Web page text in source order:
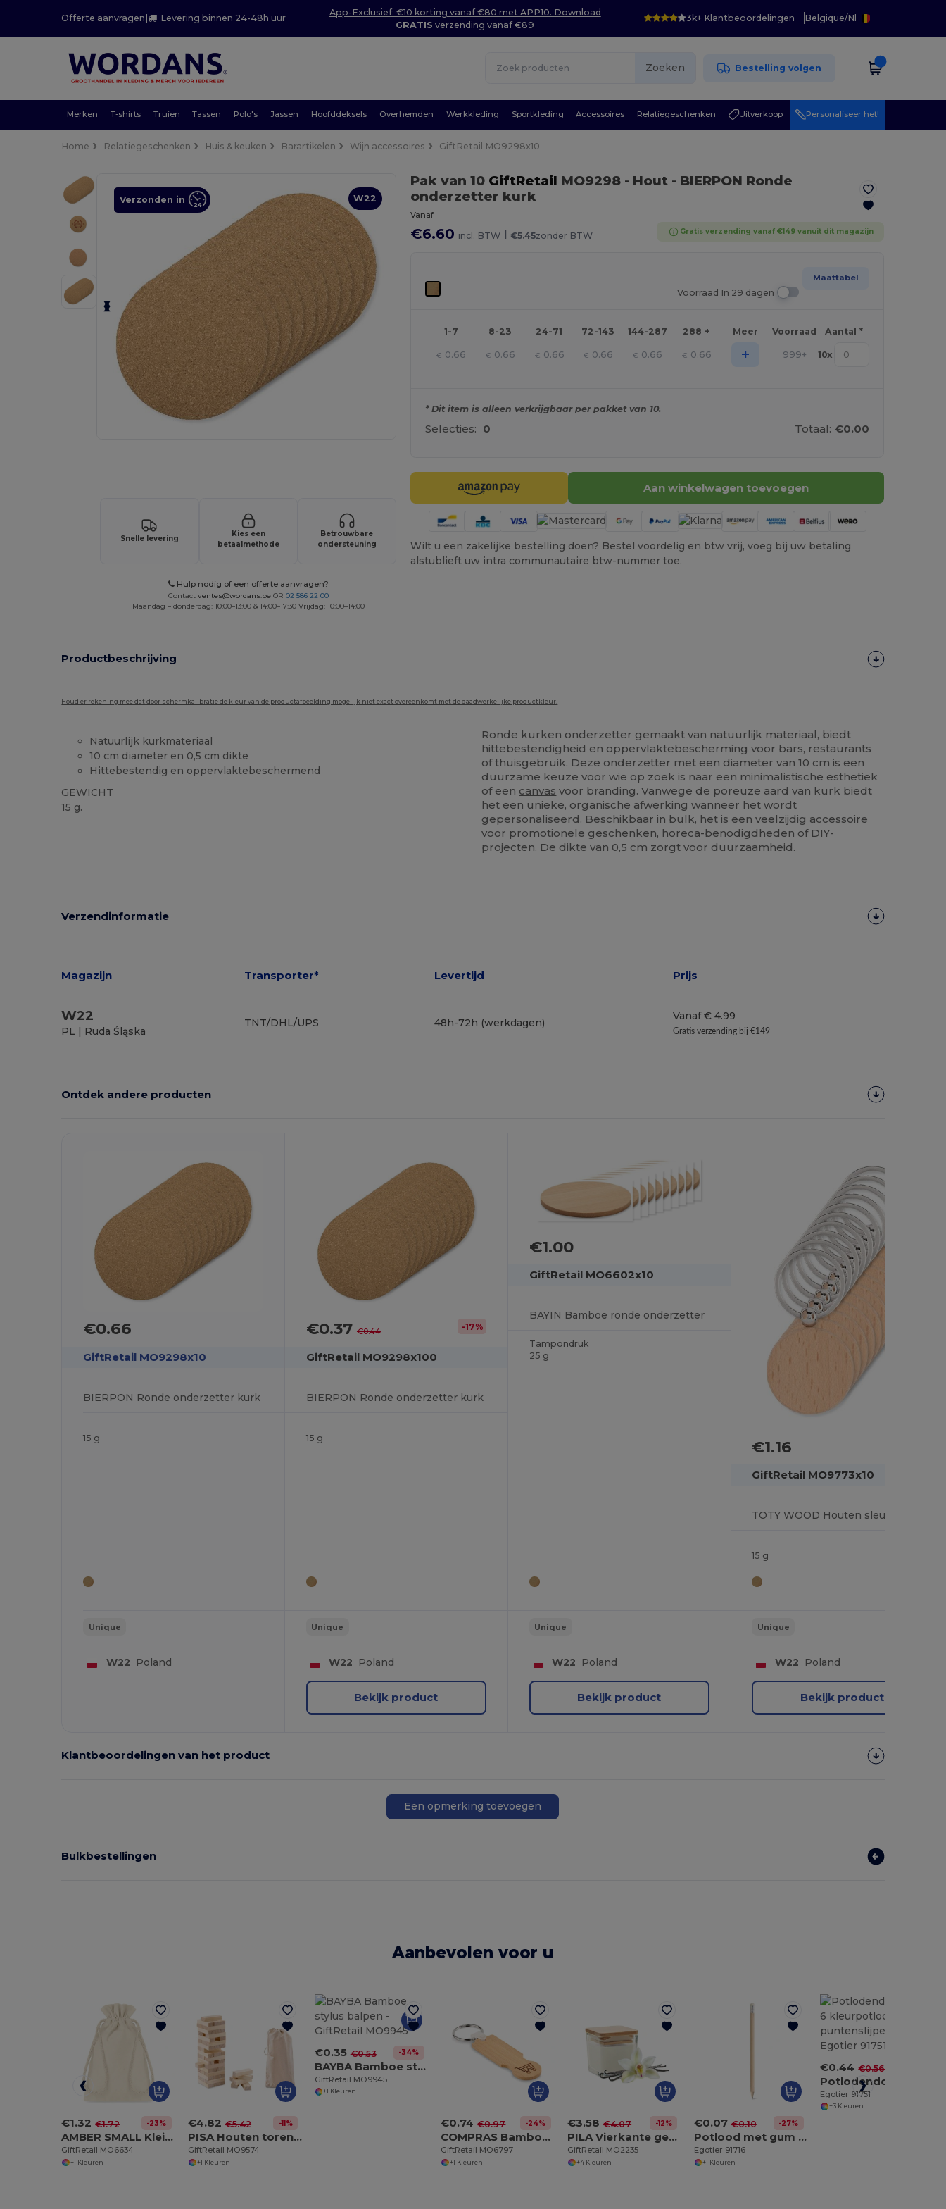
Offerte aanvragen | Levering binnen 24-48h uur
App-Exclusief: €10 korting vanaf €80 met APP10. Download
GRATIS verzending vanaf €89
3k+ Klantbeoordelingen Belgique/Nl
Zoeken Bestelling volgen
Merken T-shirts Truien Tassen Polo's Jassen Hoofddeksels Overhemden Werkkleding Sportkleding Accessoires Relatiegeschenken Uitverkoop Personaliseer het!
Home Relatiegeschenken Huis & keuken Barartikelen Wijn accessoires GiftRetail MO9298x10
W22
Verzonden in
Snelle levering
Kies een
betaalmethode
Betrouwbare
ondersteuning
Hulp nodig of een offerte aanvragen?
Contact ventes@wordans.be OR 02 586 22 00
Maandag – donderdag: 10:00–13:00 & 14:00–17:30 Vrijdag: 10:00–14:00
Pak van 10 GiftRetail MO9298 - Hout- BIERPON Ronde
onderzetter kurk
Vanaf
€6.60 incl. BTW | €5.45zonder BTW Gratis verzending vanaf €149 vanuit dit magazijn
Maattabel
Voorraad In 29 dagen
1-7 8-23 24-71 72-143 144-287 288 + Meer Voorraad Aantal *
€ 0.66 € 0.66 € 0.66 € 0.66 € 0.66 € 0.66 + 999+ 10x
* Dit item is alleen verkrijgbaar per pakket van 10.
Selecties: 0 Totaal: €0.00
Aan winkelwagen toevoegen
Wilt u een zakelijke bestelling doen? Bestel voordelig en btw vrij, voeg bij uw betaling
alstublieft uw intra communautaire btw-nummer toe.
Productbeschrijving
Houd er rekening mee dat door schermkalibratie de kleur van de productafbeelding mogelijk niet exact overeenkomt met de daadwerkelijke productkleur.
Natuurlijk kurkmateriaal
10 cm diameter en 0,5 cm dikte
Hittebestendig en oppervlaktebeschermend
GEWICHT
15 g.
Ronde kurken onderzetter gemaakt van natuurlijk materiaal, biedt
hittebestendigheid en oppervlaktebescherming voor bars, restaurants
of thuisgebruik. Deze onderzetter met een diameter van 10 cm is een
duurzame keuze voor wie op zoek is naar een minimalistische esthetiek
of een canvas voor branding. Vanwege de poreuze aard van kurk biedt
het een unieke, organische afwerking wanneer het wordt
gepersonaliseerd. Beschikbaar in bulk, het is een veelzijdig accessoire
voor promotionele geschenken, horeca-benodigdheden of DIY-
projecten. De dikte van 0,5 cm zorgt voor duurzaamheid.
Verzendinformatie
Magazijn Transporter* Levertijd Prijs
W22
PL | Ruda Śląska
TNT/DHL/UPS 48h-72h (werkdagen)
Vanaf € 4.99
Gratis verzending bij €149
Ontdek andere producten
€0.66
GiftRetail MO9298x10
BIERPON Ronde onderzetter kurk
15 g
Unique
W22 Poland
€0.37 €0.44 -17%
GiftRetail MO9298x100
BIERPON Ronde onderzetter kurk
15 g
Unique
W22 Poland
Bekijk product
€1.00
GiftRetail MO6602x10
BAYIN Bamboe ronde onderzetter
Tampondruk
25 g
Unique
W22 Poland
Bekijk product
€1.16
GiftRetail MO9773x10
15 g
Unique
W22 Poland
Bekijk product
Klantbeoordelingen van het product
Een opmerking toevoegen
Bulkbestellingen
Aanbevolen voor u
€1.32 €1.72 -23%
AMBER SMALL Klein biokatoen geschenkzakje
GiftRetail MO6634
+1 Kleuren
€4.82 €5.42 -11%
PISA Houten toren spel
GiftRetail MO9574
+1 Kleuren
€0.35 €0.53 -34%
BAYBA Bamboe stylus balpen
GiftRetail MO9945
+1 Kleuren
€0.74 €0.97 -24%
COMPRAS Bamboe winkelwagenmuntje
GiftRetail MO6797
+1 Kleuren
€3.58 €4.07 -12%
PILA Vierkante geurkaars 50gr
GiftRetail MO2235
+4 Kleuren
€0.07 €0.10 -27%
Potlood met gum en hardheid HB
Egotier 91716
+1 Kleuren
€0.44 €0.56
Egotier 91751
+3 Kleuren